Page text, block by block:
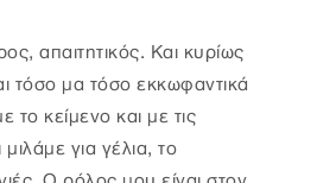
απαιτητικός. Και κυρίως
τόσο μα τόσο εκκωφαντικά
κείμενο και με τις
για γέλια, το